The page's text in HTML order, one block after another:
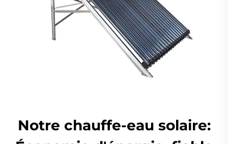
Notre chauffe-eau solaire: